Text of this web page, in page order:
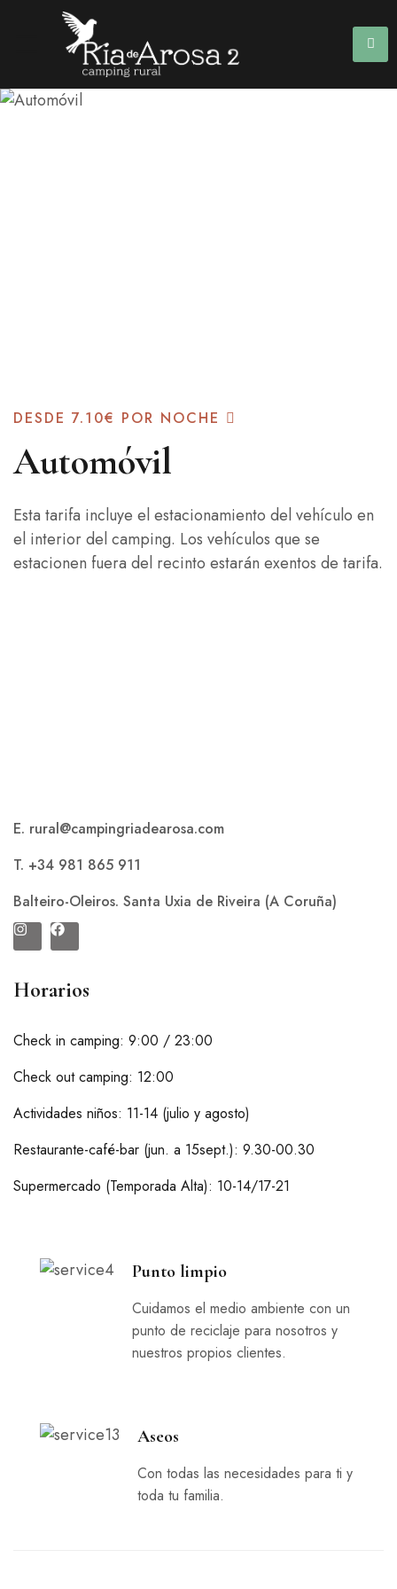
DESDE 7.10€ POR NOCHE
Automóvil
Esta tarifa incluye el estacionamiento del vehículo en
el interior del camping. Los vehículos que se
estacionen fuera del recinto estarán exentos de tarifa.
E. rural@campingriadearosa.com
T. +34 981 865 911
Balteiro-Oleiros. Santa Uxia de Riveira (A Coruña)
Horarios
Check in camping: 9:00 / 23:00
Check out camping: 12:00
Actividades niños: 11-14 (julio y agosto)
Restaurante-café-bar (jun. a 15sept.): 9.30-00.30
Supermercado (Temporada Alta): 10-14/17-21
Punto limpio
Cuidamos el medio ambiente con un
punto de reciclaje para nosotros y
nuestros propios clientes.
Aseos
Con todas las necesidades para ti y
toda tu familia.